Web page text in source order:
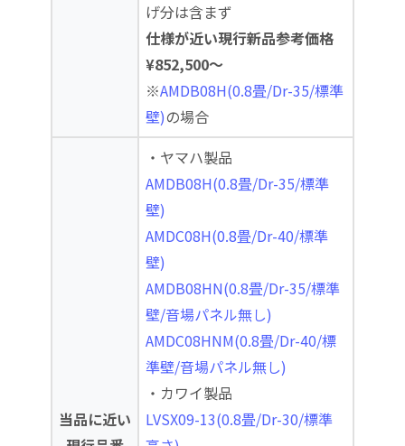
げ分は含まず
仕様が近い現行新品参考価格
¥852,500～
※AMDB08H(0.8畳/Dr-35/標準
壁)の場合
当品に近い
・ヤマハ製品
AMDB08H(0.8畳/Dr-35/標準
壁)
AMDC08H(0.8畳/Dr-40/標準
壁)
AMDB08HN(0.8畳/Dr-35/標準
壁/音場パネル無し)
AMDC08HNM(0.8畳/Dr-40/標
準壁/音場パネル無し)
・カワイ製品
LVSX09-13(0.8畳/Dr-30/標準